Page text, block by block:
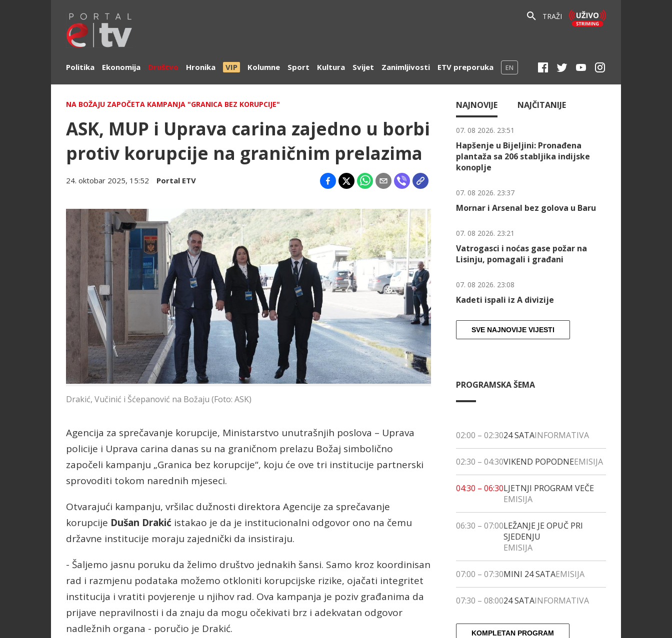
TRAŽI
Politika Ekonomija Društvo Hronika VIP Kolumne Sport Kultura Svijet Zanimljivosti ETV preporuka EN
NA BOŽAJU ZAPOČETA KAMPANJA "GRANICA BEZ KORUPCIJE"
ASK, MUP i Uprava carina zajedno u borbi
protiv korupcije na graničnim prelazima
24. oktobar 2025, 15:52 Portal ETV
Drakić, Vučinić i Šćepanović na Božaju (Foto: ASK)
Agencija za sprečavanje korupcije, Ministarstvo unutrašnjih poslova – Uprava
policije i Uprava carina danas su na graničnom prelazu Božaj simbolično
započeli kampanju „Granica bez korupcije“, koju će ove tri institucije partnerski
sprovoditi tokom narednih mjeseci.
Otvarajući kampanju, vršilac dužnosti direktora Agencije za sprečavanje
korupcije Dušan Drakić istakao je da je institucionalni odgovor ono na čemu
državne institucije moraju zajednički da insistiraju.
- Šaljemo jasnu poruku da želimo društvo jednakih šansi. Samo kroz koordinisan
rad i razmjenu podataka možemo otkloniti korupcijske rizike, ojačati integritet
institucija i vratiti povjerenje u njihov rad. Ova kampanja je poziv građanima da
prijave nepravilnosti i da znaju da mogu očekivati brz i adekvatan odgovor
nadležnih organa - poručio je Drakić.
NAJNOVIJE NAJČITANIJE
07. 08 2026. 23:51
Hapšenje u Bijeljini: Pronađena
plantaža sa 206 stabljika indijske
konoplje
07. 08 2026. 23:37
Mornar i Arsenal bez golova u Baru
07. 08 2026. 23:21
Vatrogasci i noćas gase požar na
Lisinju, pomagali i građani
07. 08 2026. 23:08
Kadeti ispali iz A divizije
SVE NAJNOVIJE VIJESTI
PROGRAMSKA ŠEMA
02:00 – 02:3024 SATAINFORMATIVA
02:30 – 04:30VIKEND POPODNEEMISIJA
04:30 – 06:30LJETNJI PROGRAM VEČE
EMISIJA
06:30 – 07:00LEŽANJE JE OPUČ PRI
SJEDENJU
EMISIJA
07:00 – 07:30MINI 24 SATAEMISIJA
07:30 – 08:0024 SATAINFORMATIVA
KOMPLETAN PROGRAM